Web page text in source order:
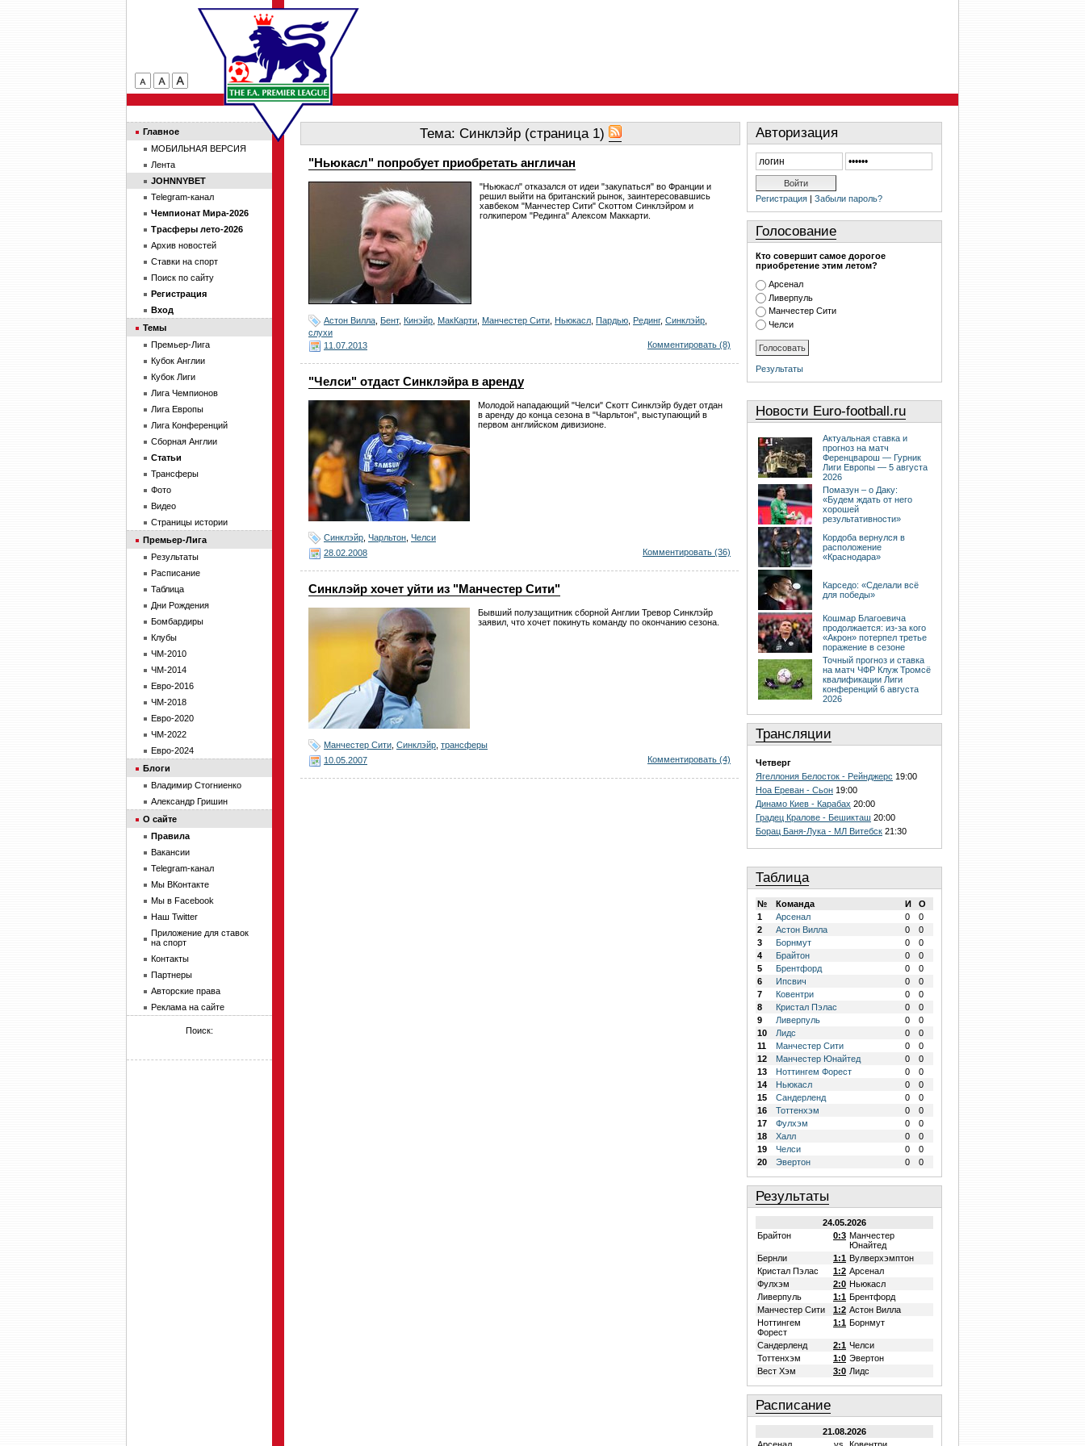
Тема: Синклэйр (страница 1)
"Ньюкасл" попробует приобретать англичан
"Ньюкасл" отказался от идеи "закупаться" во Франции и
решил выйти на британский рынок, заинтересовавшись
хавбеком "Манчестер Сити" Скоттом Синклэйром и
голкипером "Рединга" Алексом Маккарти.
Астон Вилла Бент, Кинэйр МакКарти Манчестер Сити Ньюкасл Пардью Рединг, Синклэйр
слухи
11.07.2013
Комментировать (8)
"Челси" отдаст Синклэйра в аренду
Молодой нападающий "Челси" Скотт Синклэйр будет отдан
в аренду до конца сезона в "Чарльтон", выступающий в
первом английском дивизионе.
Синклэйр Чарльтон Челси
28.02.2008
Комментировать (36)
Синклэйр хочет уйти из "Манчестер Сити"
Бывший полузащитник сборной Англии Тревор Синклэйр
заявил, что хочет покинуть команду по окончанию сезона.
Манчестер Сити Синклэйр трансферы
10.05.2007
Комментировать (4)
Авторизация
Регистрация | Забыли пароль?
Голосование
Кто совершит самое дорогое
приобретение этим летом?
Арсенал
Ливерпуль
Манчестер Сити
Челси
Результаты
Новости Euro-football.ru
Актуальная ставка и
прогноз на матч
Ференцварош — Гурник
Лиги Европы — 5 августа
2026
Помазун – о Даку:
«Будем ждать от него
хорошей
результативности»
Кордоба вернулся в
расположение
«Краснодара»
Карседо: «Сделали всё
для победы»
Кошмар Благоевича
продолжается: из-за кого
«Акрон» потерпел третье
поражение в сезоне
Точный прогноз и ставка
на матч ЧФР Клуж Тромсё
квалификации Лиги
конференций 6 августа
2026
Трансляции
Четверг
Ягеллония Белосток - Рейнджерс 19:00
Ноа Ереван - Сьон 19:00
Динамо Киев - Карабах 20:00
Градец Кралове - Бешикташ 20:00
Борац Баня-Лука - МЛ Витебск 21:30
Таблица
№ Команда И
О
1
Арсенал 0
0
2
Астон Вилла 0
0
3
Борнмут 0
0
4
Брайтон 0
0
5
Брентфорд 0
0
6
Ипсвич 0
0
7
Ковентри 0
0
8
Кристал Пэлас 0
0
9
Ливерпуль 0
0
10
Лидс 0
0
11
Манчестер Сити 0
0
12
Манчестер Юнайтед 0
0
13
Ноттингем Форест 0
0
14
Ньюкасл 0
0
15
Сандерленд 0
0
16
Тоттенхэм 0
0
17
Фулхэм 0
0
18
Халл 0
0
19
Челси 0
0
20
Эвертон 0 0
Результаты
24.05.2026
Брайтон
0:3 Манчестер
Юнайтед
Бернли
1:1 Вулверхэмптон
Кристал Пэлас
1:2 Арсенал
Фулхэм
2:0 Ньюкасл
Ливерпуль
1:1 Брентфорд
Манчестер Сити
1:2 Астон Вилла
Ноттингем
Форест
1:1 Борнмут
Сандерленд 2:1 Челси
Тоттенхэм
1:0 Эвертон
Вест Хэм
3:0 Лидс
Расписание
21.08.2026
Главное
МОБИЛЬНАЯ ВЕРСИЯ
Лента
JOHNNYBET
Telegram-канал
Чемпионат Мира-2026
Трасферы лето-2026
Архив новостей
Ставки на спорт
Поиск по сайту
Регистрация
Вход
Темы
Премьер-Лига
Кубок Англии
Кубок Лиги
Лига Чемпионов
Лига Европы
Лига Конференций
Сборная Англии
Статьи
Трансферы
Фото
Видео
Страницы истории
Премьер-Лига
Результаты
Расписание
Таблица
Дни Рождения
Бомбардиры
Клубы
ЧМ-2010
ЧМ-2014
Евро-2016
ЧМ-2018
Евро-2020
ЧМ-2022
Евро-2024
Блоги
Владимир Стогниенко
Александр Гришин
О сайте
Правила
Вакансии
Telegram-канал
Мы ВКонтакте
Мы в Facebook
Наш Twitter
Приложение для ставок
на спорт
Контакты
Партнеры
Авторские права
Реклама на сайте
Поиск: